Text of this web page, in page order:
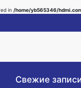
in /home/yb565346/
Свежие